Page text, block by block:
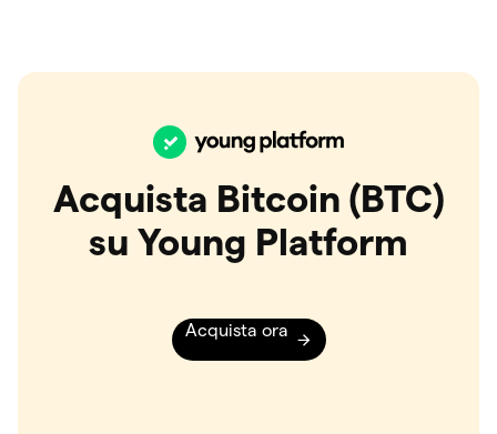
Acquista Bitcoin (BTC)
su Young Platform
Acquista ora